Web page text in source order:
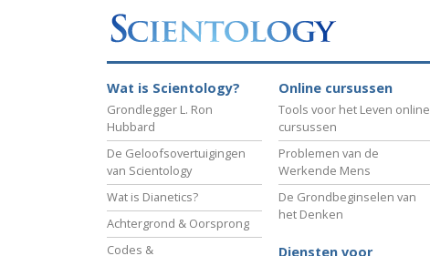
Wat is Scientology?
Grondlegger L. Ron
Hubbard
De Geloofsovertuigingen
van Scientology
Wat is Dianetics?
Achtergrond & Oorsprong
Codes &
Online cursussen
Tools voor het Leven online
cursussen
Problemen van de
Werkende Mens
De Grondbeginselen van
het Denken
Diensten voor